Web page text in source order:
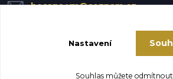
hosana.vm@seznam.cz
Nastavení
Souhlas můžete odmítnout